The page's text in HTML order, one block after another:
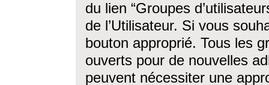
du lien “Groupes
de l’Utilisateur. Si vous
bouton approprié. Tous les
ouverts pour de nouvelles
peuvent nécessiter une